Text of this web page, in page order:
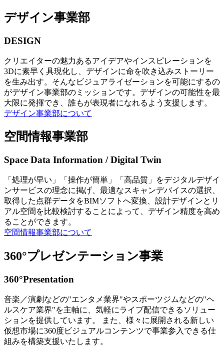
デザイン事業部
DESIGN
クリエイターの魅力あるアイデアやインスピレーションを
3Dに素早く具現化し、デザインに命を吹き込みストーリー
を生み出す。そんなビジュアライゼーションを可能にするの
がデザイン事業部のミッションです。デザインの可能性を最
大限に発揮でき、誰もが表現者になれるよう支援します。
デザイン事業部について
空間情報事業部
Space Data Information / Digital Twin
「処理が早い」「操作が簡単」「高品質」をデジタルデザイ
ンサービスの理念に掲げ、最適なスキャンデバイスの選択、
取得した点群データをBIMソフトへ変換、設計デザインとリ
アル空間を比較検討することによって、デザイン精度を高め
ることができます。
空間情報事業部について
360°プレゼンテーション事業
360°Presentation
音楽／演劇などの"エンタメ業界"やスポーツジムなどの"ヘ
ルスケア業界"を主軸に、気軽にライブ配信できるソリュー
ションを提供しています。 また、様々に展開される新しい
仮想市場に360度ビジュアルコンテンツで事業参入できる仕
組みを構築支援いたします。